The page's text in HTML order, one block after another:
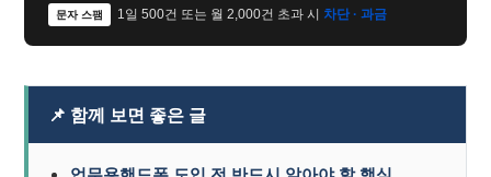
문자 스팸 1일 500건 또는 월 2,000건 초과 시 차단 · 과금
📌 함께 보면 좋은 글